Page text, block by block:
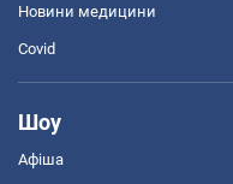
Новини медицини
Covid
Шоу
Афіша